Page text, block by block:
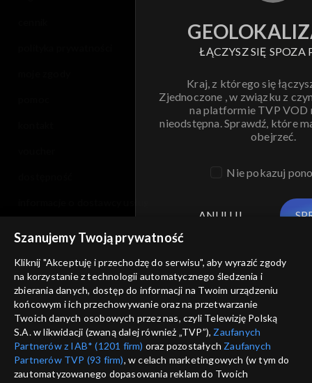
ŁĄCZYSZ SIĘ SPOZA
Kraj, z którego się
Zjednoczone , w związku z
na platformie TVP VOD
nieodstępna. Sprawdź, które
obejrzeć.
Nie pokazuj
ANULUJ
Szanujemy Twoją prywatność
Kliknij "Akceptuję i przechodzę do serwisu", aby wyrazić zgody
na korzystanie z technologii automatycznego śledzenia i
zbierania danych, dostęp do informacji na Twoim urządzeniu
końcowym i ich przechowywanie oraz na przetwarzanie
Twoich danych osobowych przez nas, czyli Telewizję Polską
S.A. w likwidacji (zwaną dalej również „TVP”), Zaufanych
Partnerów z IAB* (1201 firm) oraz pozostałych Zaufanych
Partnerów TVP (93 firm), w celach marketingowych (w tym do
zautomatyzowanego dopasowania reklam do Twoich